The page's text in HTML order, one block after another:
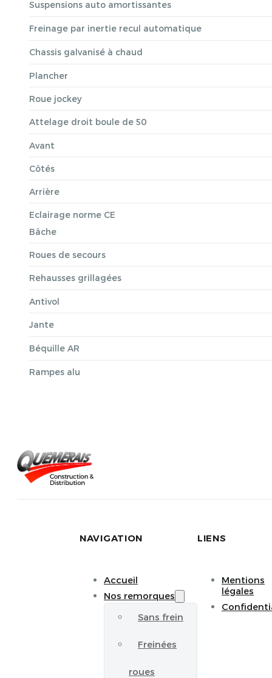
Suspensions auto amortissantes
Freinage par inertie recul automatique
Chassis galvanisé à chaud
Plancher
Roue jockey
Attelage droit boule de 50
Avant
Côtés
Arrière
Eclairage norme CE
Bâche
Roues de secours
Rehausses grillagées
Antivol
Jante
Béquille AR
Rampes alu
NAVIGATION
Accueil
Nos remorques
Sans frein
Freinées
roues
LIENS
Mentions
légales